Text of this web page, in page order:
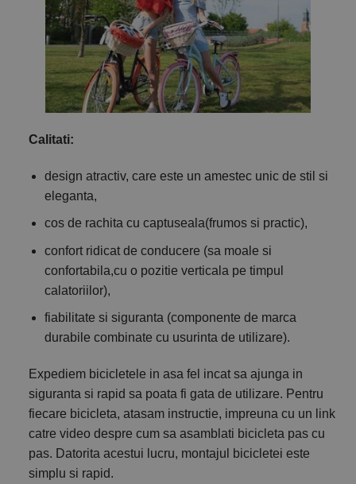
Calitati:
design atractiv, care este un amestec unic de stil si
eleganta,
cos de rachita cu captuseala(frumos si practic),
confort ridicat de conducere (sa moale si
confortabila,cu o pozitie verticala pe timpul
calatoriilor),
fiabilitate si siguranta (componente de marca
durabile combinate cu usurinta de utilizare).
Expediem bicicletele in asa fel incat sa ajunga in
siguranta si rapid sa poata fi gata de utilizare. Pentru
fiecare bicicleta, atasam instructie, impreuna cu un link
catre video despre cum sa asamblati bicicleta pas cu
pas. Datorita acestui lucru, montajul bicicletei este
simplu si rapid.